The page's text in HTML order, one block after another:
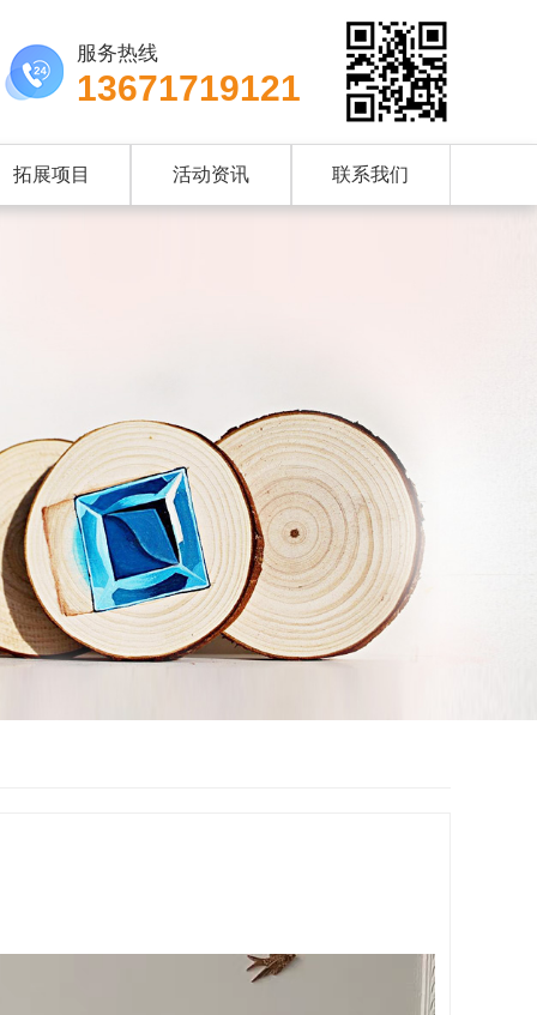
服务热线
13671719121
拓展项目 活动资讯 联系我们